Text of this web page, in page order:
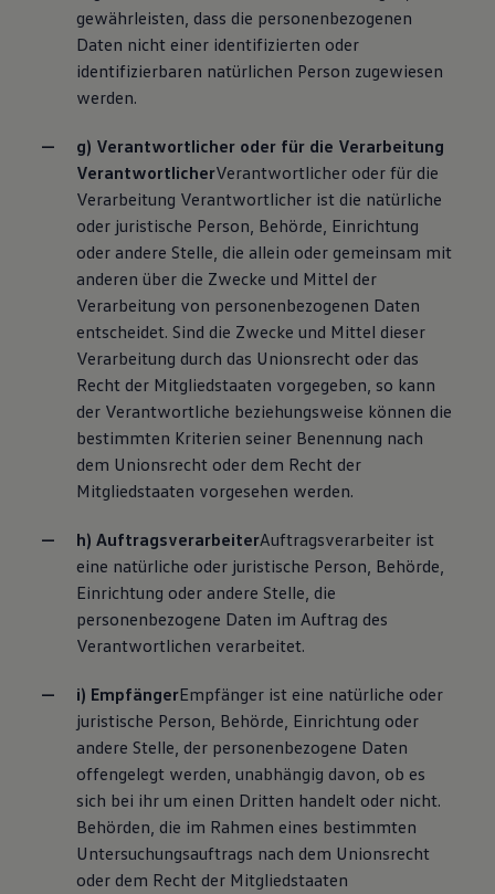
gewährleisten, dass die personenbezogenen
Daten nicht einer identifizierten oder
identifizierbaren natürlichen Person zugewiesen
werden.
g) Verantwortlicher oder für die Verarbeitung
VerantwortlicherVerantwortlicher oder für die
Verarbeitung Verantwortlicher ist die natürliche
oder juristische Person, Behörde, Einrichtung
oder andere Stelle, die allein oder gemeinsam mit
anderen über die Zwecke und Mittel der
Verarbeitung von personenbezogenen Daten
entscheidet. Sind die Zwecke und Mittel dieser
Verarbeitung durch das Unionsrecht oder das
Recht der Mitgliedstaaten vorgegeben, so kann
der Verantwortliche beziehungsweise können die
bestimmten Kriterien seiner Benennung nach
dem Unionsrecht oder dem Recht der
Mitgliedstaaten vorgesehen werden.
h) AuftragsverarbeiterAuftragsverarbeiter ist
eine natürliche oder juristische Person, Behörde,
Einrichtung oder andere Stelle, die
personenbezogene Daten im Auftrag des
Verantwortlichen verarbeitet.
i) EmpfängerEmpfänger ist eine natürliche oder
juristische Person, Behörde, Einrichtung oder
andere Stelle, der personenbezogene Daten
offengelegt werden, unabhängig davon, ob es
sich bei ihr um einen Dritten handelt oder nicht.
Behörden, die im Rahmen eines bestimmten
Untersuchungsauftrags nach dem Unionsrecht
oder dem Recht der Mitgliedstaaten